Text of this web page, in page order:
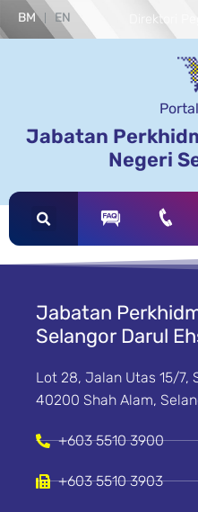
BM EN Direktori
Jabatan
Negeri
Jabatan
Selangor Darul
Lot 28, Jalan Utas 15/7,
40200 Shah Alam,
+603 5510 3900
+603 5510 3903